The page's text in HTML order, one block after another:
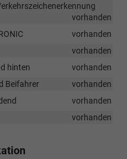
vorhanden
vorhanden
vorhanden
hinten
vorhanden
Beifahrer
vorhanden
vorhanden
vorhanden